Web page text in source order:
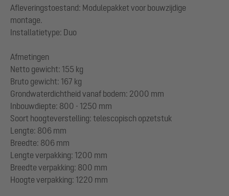
Afleveringstoestand: Modulepakket voor bouwzijdige
montage.
Installatietype: Duo
Afmetingen
Netto gewicht: 155 kg
Bruto gewicht: 167 kg
Grondwaterdichtheid vanaf bodem: 2000 mm
Inbouwdiepte: 800 - 1250 mm
Soort hoogteverstelling: telescopisch opzetstuk
Lengte: 806 mm
Breedte: 806 mm
Lengte verpakking: 1200 mm
Breedte verpakking: 800 mm
Hoogte verpakking: 1220 mm